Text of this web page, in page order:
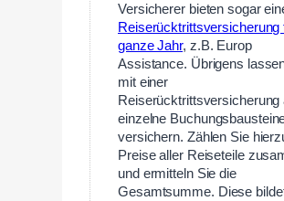
Versicherer bieten sogar
Reiserücktrittsversicherung
ganze Jahr, z.B. Europ
Assistance. Übrigens
mit einer
Reiserücktrittsversicherung
einzelne
versichern. Zählen Sie
Preise aller Reiseteile
und ermitteln Sie die
Gesamtsumme. Diese